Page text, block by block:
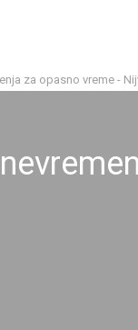
za opasno vreme -